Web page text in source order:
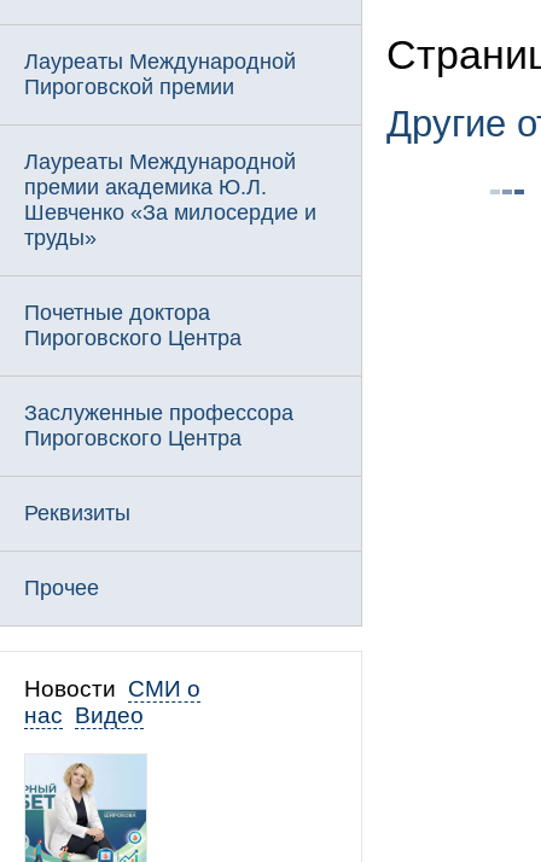
Лауреаты Международной
Пироговской премии
Лауреаты Международной
премии академика Ю.Л.
Шевченко «За милосердие и
труды»
Почетные доктора
Пироговского Центра
Заслуженные профессора
Пироговского Центра
Реквизиты
Прочее
Новости СМИ о
нас Видео
Другие